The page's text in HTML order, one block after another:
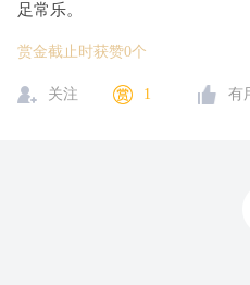
足常乐。
赏金截止时获赞0个
关注 1 有